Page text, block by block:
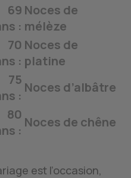
69
:
Noces de
mélèze
70
:
Noces de
platine
75
:
Noces d’albâtre
80
:
Noces de chêne
est l’occasion,